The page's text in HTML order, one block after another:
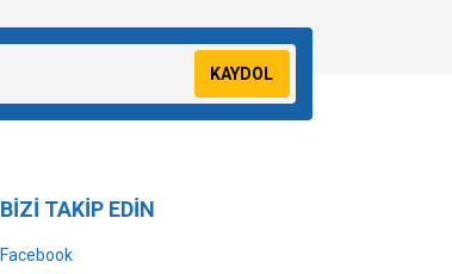
KAYDOL
BİZİ TAKİP EDİN
Facebook